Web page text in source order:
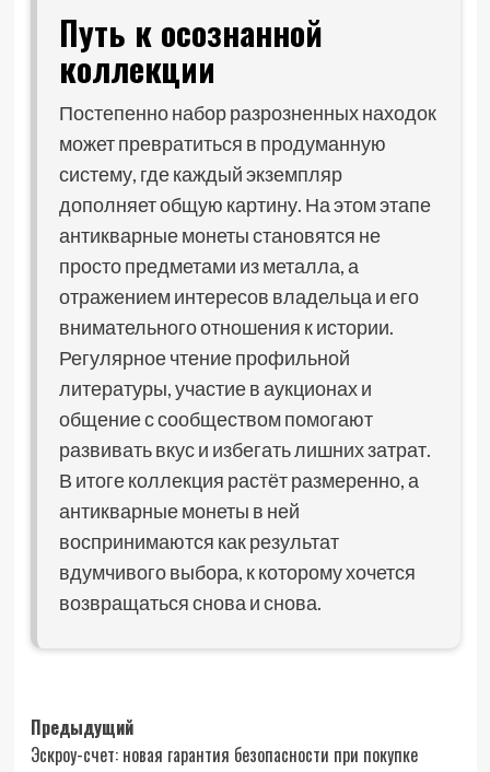
Путь к осознанной
коллекции
Постепенно набор разрозненных находок
может превратиться в продуманную
систему, где каждый экземпляр
дополняет общую картину. На этом этапе
антикварные монеты становятся не
просто предметами из металла, а
отражением интересов владельца и его
внимательного отношения к истории.
Регулярное чтение профильной
литературы, участие в аукционах и
общение с сообществом помогают
развивать вкус и избегать лишних затрат.
В итоге коллекция растёт размеренно, а
антикварные монеты в ней
воспринимаются как результат
вдумчивого выбора, к которому хочется
возвращаться снова и снова.
Навигация
Предыдущий
Эскроу-счет: новая гарантия безопасности при покупке